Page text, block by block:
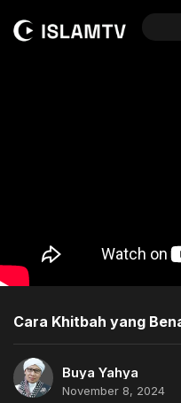
Cara Khitbah yang
Buya Yahya
November 8, 2024